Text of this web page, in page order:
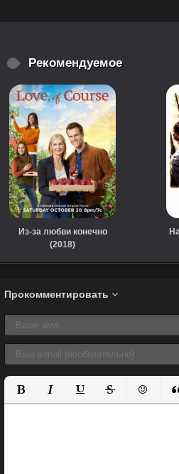
Рекомендуемое
Из-за любви конечно
(2018)
Прокомментировать
Полужирный
КурсивПодчеркнутый
Зачеркнутый